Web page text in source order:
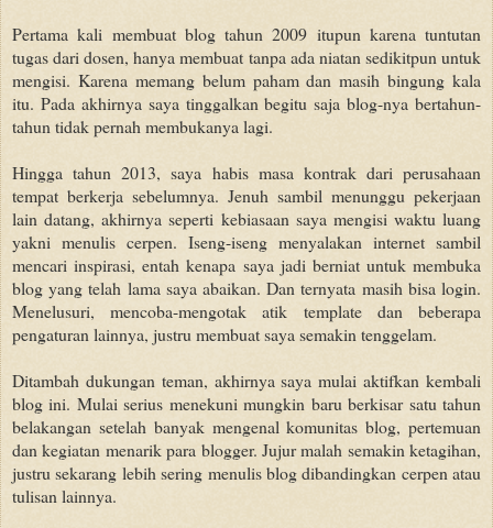
Pertama kali membuat blog tahun 2009 itupun karena tuntutan
tugas dari dosen, hanya membuat tanpa ada niatan sedikitpun untuk
mengisi. Karena memang belum paham dan masih bingung kala
itu. Pada akhirnya saya tinggalkan begitu saja blog-nya bertahun-
tahun tidak pernah membukanya lagi.
Hingga tahun 2013, saya habis masa kontrak dari perusahaan
tempat berkerja sebelumnya. Jenuh sambil menunggu pekerjaan
lain datang, akhirnya seperti kebiasaan saya mengisi waktu luang
yakni menulis cerpen. Iseng-iseng menyalakan internet sambil
mencari inspirasi, entah kenapa saya jadi berniat untuk membuka
blog yang telah lama saya abaikan. Dan ternyata masih bisa login.
Menelusuri, mencoba-mengotak atik template dan beberapa
pengaturan lainnya, justru membuat saya semakin tenggelam.
Ditambah dukungan teman, akhirnya saya mulai aktifkan kembali
blog ini. Mulai serius menekuni mungkin baru berkisar satu tahun
belakangan setelah banyak mengenal komunitas blog, pertemuan
dan kegiatan menarik para blogger. Jujur malah semakin ketagihan,
justru sekarang lebih sering menulis blog dibandingkan cerpen atau
tulisan lainnya.